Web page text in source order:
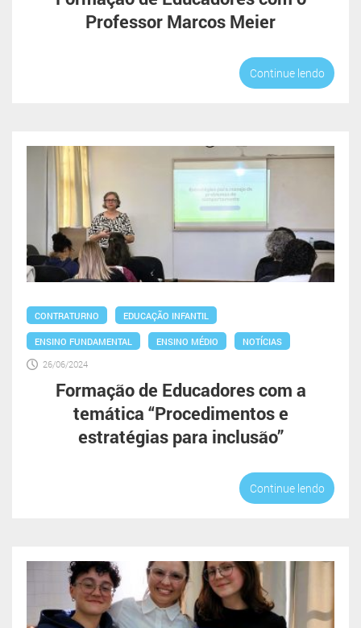
Professor Marcos Meier
Continue lendo
CONTRATURNO EDUCAÇÃO INFANTIL
ENSINO FUNDAMENTAL ENSINO MÉDIO
NOTÍCIAS
26/06/2024
Formação de Educadores com a
temática “Procedimentos e
estratégias para inclusão”
Continue lendo